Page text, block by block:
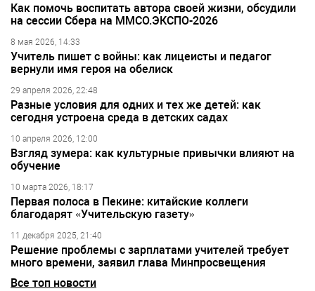
Как помочь воспитать автора своей жизни, обсудили
на сессии Сбера на ММСО.ЭКСПО-2026
8 мая 2026, 14:33
Учитель пишет с войны: как лицеисты и педагог
вернули имя героя на обелиск
29 апреля 2026, 22:48
Разные условия для одних и тех же детей: как
сегодня устроена среда в детских садах
10 апреля 2026, 12:00
Взгляд зумера: как культурные привычки влияют на
обучение
10 марта 2026, 18:17
Первая полоса в Пекине: китайские коллеги
благодарят «Учительскую газету»
11 декабря 2025, 21:40
Решение проблемы с зарплатами учителей требует
много времени, заявил глава Минпросвещения
Все топ новости